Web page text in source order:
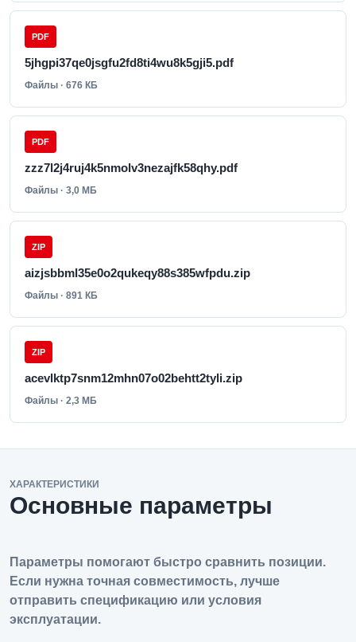
PDF
5jhgpi37qe0jsgfu2fd8ti4wu8k5gji5.pdf
Файлы · 676 КБ
PDF
zzz7l2j4ruj4k5nmolv3nezajfk58qhy.pdf
Файлы · 3,0 МБ
ZIP
aizjsbbml35e0o2qukeqy88s385wfpdu.zip
Файлы · 891 КБ
ZIP
acevlktp7snm12mhn07o02behtt2tyli.zip
Файлы · 2,3 МБ
ХАРАКТЕРИСТИКИ
Основные параметры
Параметры помогают быстро сравнить позиции.
Если нужна точная совместимость, лучше
отправить спецификацию или условия
эксплуатации.